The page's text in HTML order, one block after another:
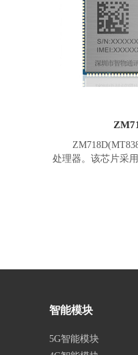
据接口，包含LCM
I2Cx4、SPI、I2Sx4
设或模块，包括
组、NFC，一维二
份识
处理器。该芯片采
智能模块
5G智能模块